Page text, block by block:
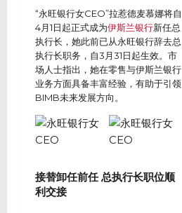
“永旺银行女CEO”拉惹德麦慕娜将自
4月1日起正式成为伊斯兰银行新任总
执行长，她此前已从永旺银行辞去总
执行长职务，自3月31日起生效。市
场人士指出，她在零售与伊斯兰银行
业务方面具备丰富经验，有助于引领
BIMB未来发展方向。
接替卸任前任 总执行长职位顺
利交接